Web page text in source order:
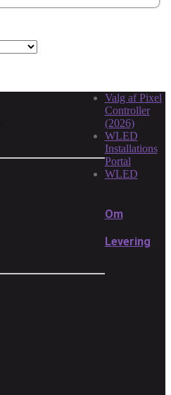
Valg af Pixel
Controller
(2026)
WLED
Installations
Portal
WLED
Om
Levering